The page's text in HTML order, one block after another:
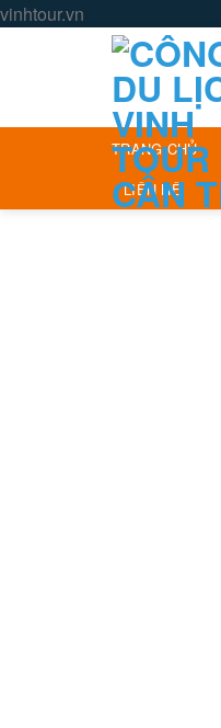
vinhtour.vn
content
TRANG CHỦ
LIÊN HỆ